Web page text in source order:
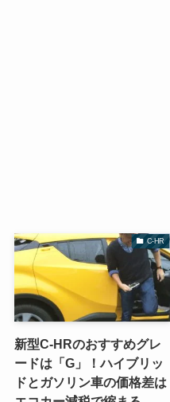
C-HR
新型C-HRのおすすめグレ
ードは「G」！ハイブリッ
ドとガソリン車の価格差は